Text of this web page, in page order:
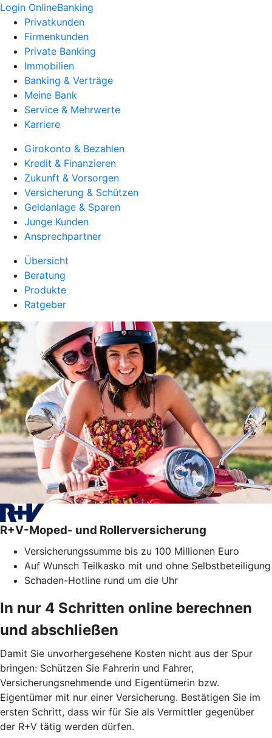
Login OnlineBanking
Privatkunden
Firmenkunden
Private Banking
Immobilien
Banking & Verträge
Meine Bank
Service & Mehrwerte
Karriere
Girokonto & Bezahlen
Kredit & Finanzieren
Zukunft & Vorsorgen
Versicherung & Schützen
Geldanlage & Sparen
Junge Kunden
Ansprechpartner
Übersicht
Beratung
Produkte
Ratgeber
R+V-Moped- und Rollerversicherung
Versicherungssumme bis zu 100 Millionen Euro
Auf Wunsch Teilkasko mit und ohne Selbstbeteiligung
Schaden-Hotline rund um die Uhr
In nur 4 Schritten online berechnen
und abschließen
Damit Sie unvorhergesehene Kosten nicht aus der Spur
bringen: Schützen Sie Fahrerin und Fahrer,
Versicherungsnehmende und Eigentümerin bzw.
Eigentümer mit nur einer Versicherung. Bestätigen Sie im
ersten Schritt, dass wir für Sie als Vermittler gegenüber
der R+V tätig werden dürfen.